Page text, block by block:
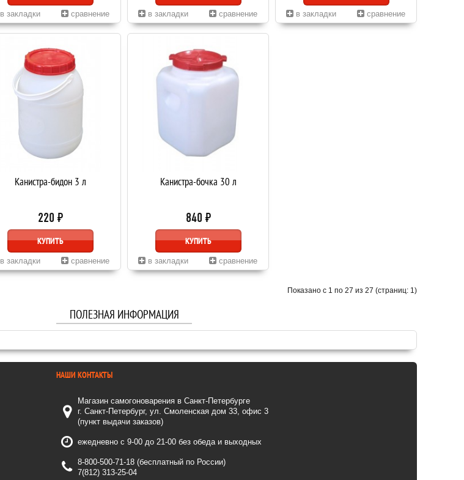
в закладки сравнение в закладки сравнение в закладки сравнение
Канистра-бидон 3 л
220 ₽
КУПИТЬ
в закладки сравнение
Канистра-бочка 30 л
840 ₽
КУПИТЬ
в закладки сравнение
Показано с 1 по 27 из 27 (страниц: 1)
ПОЛЕЗНАЯ ИНФОРМАЦИЯ
НАШИ КОНТАКТЫ
Магазин самогоноварения в Санкт-Петербурге
г. Санкт-Петербург, ул. Смоленская дом 33, офис 3
(пункт выдачи заказов)
ежедневно с 9-00 до 21-00 без обеда и выходных
8-800-500-71-18 (бесплатный по России)
7(812) 313-25-04